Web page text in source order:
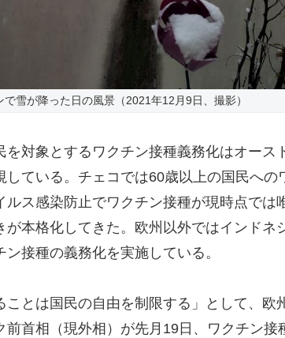
で雪が降った日の風景（2021年12月9日、撮影）
対象とするワクチン接種義務化はオース
している。チェコでは60歳以上の国民への
ス感染防止でワクチン接種が現時点では
が本格化してきた。欧州以外ではインドネ
接種の義務化を実施している。
ことは国民の自由を制限する」として、欧
前首相（現外相）が先月19日、ワクチン接